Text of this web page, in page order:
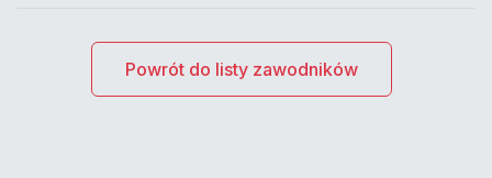
Powrót do listy zawodników